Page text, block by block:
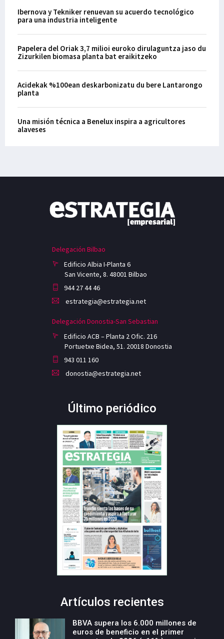
Ibernova y Tekniker renuevan su acuerdo tecnológico
para una industria inteligente
Papelera del Oriak 3,7 milioi euroko dirulaguntza jaso du
Zizurkilen biomasa planta bat eraikitzeko
Acidekak %100ean deskarbonizatu du bere Lantarongo
planta
Una misión técnica a Benelux inspira a agricultores
alaveses
Delegación Bilbao
Edificio Albia I-Planta 6
San Vicente, 8. 48001 Bilbao
944 27 44 46
estrategia@estrategia.net
Delegación Donostia-San Sebastian
Edificio ACB – Planta 2 Ofic. 216
Portuetxe Bidea, 51. 20018 Donostia
943 011 160
donostia@estrategia.net
Último periódico
Artículos recientes
BBVA supera los 6.000 millones de
euros de beneficio en el primer